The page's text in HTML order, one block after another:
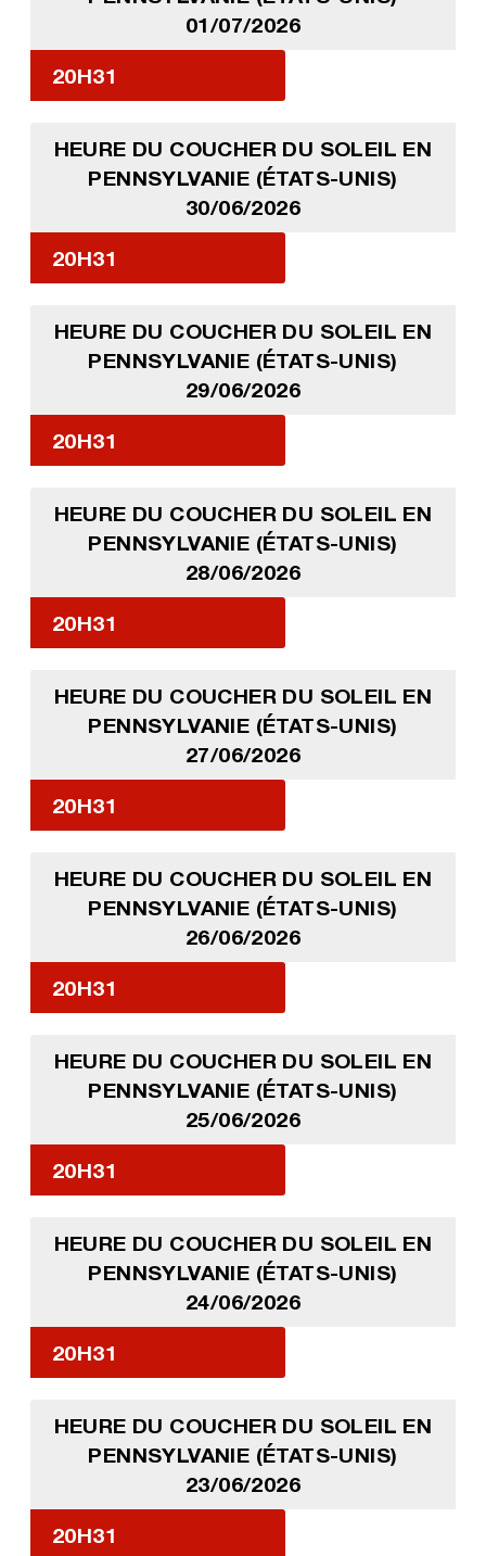
01/07/2026
20H31
HEURE DU COUCHER DU SOLEIL EN
PENNSYLVANIE (ÉTATS-UNIS)
30/06/2026
20H31
HEURE DU COUCHER DU SOLEIL EN
PENNSYLVANIE (ÉTATS-UNIS)
29/06/2026
20H31
HEURE DU COUCHER DU SOLEIL EN
PENNSYLVANIE (ÉTATS-UNIS)
28/06/2026
20H31
HEURE DU COUCHER DU SOLEIL EN
PENNSYLVANIE (ÉTATS-UNIS)
27/06/2026
20H31
HEURE DU COUCHER DU SOLEIL EN
PENNSYLVANIE (ÉTATS-UNIS)
26/06/2026
20H31
HEURE DU COUCHER DU SOLEIL EN
PENNSYLVANIE (ÉTATS-UNIS)
25/06/2026
20H31
HEURE DU COUCHER DU SOLEIL EN
PENNSYLVANIE (ÉTATS-UNIS)
24/06/2026
20H31
HEURE DU COUCHER DU SOLEIL EN
PENNSYLVANIE (ÉTATS-UNIS)
23/06/2026
20H31